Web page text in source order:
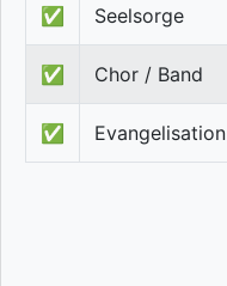
✅ Seelsorge
✅ Chor / Band
✅ Evangelisation